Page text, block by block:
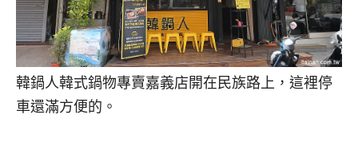
韓鍋人韓式鍋物專賣嘉義店開在民族路上，這裡停
車還滿方便的。